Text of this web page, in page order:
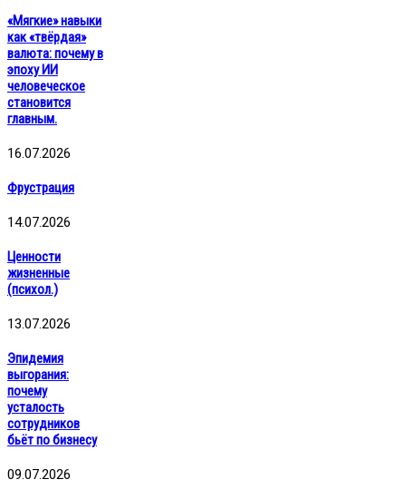
«Мягкие» навыки
как «твёрдая»
валюта: почему в
эпоху ИИ
человеческое
становится
главным.
16.07.2026
Фрустрация
14.07.2026
Ценности
жизненные
(психол.)
13.07.2026
Эпидемия
выгорания:
почему
усталость
сотрудников
бьёт по бизнесу
09.07.2026